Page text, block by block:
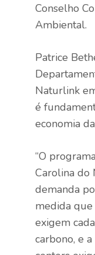
Conselho
Ambiental.
Patrice
Naturlink
é
economia
“O
Carolina do
demanda
medida que
exigem
carbono, e